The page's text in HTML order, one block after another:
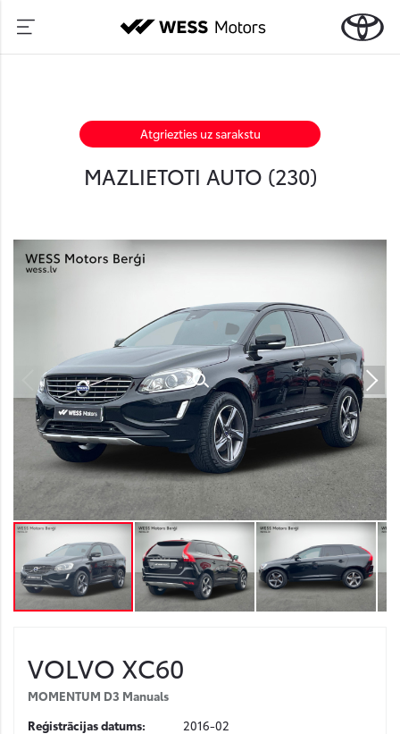
Atgriezties uz sarakstu
MAZLIETOTI AUTO (230)
VOLVO XC60
MOMENTUM D3 Manuals
Reģistrācijas datums:
2016-02